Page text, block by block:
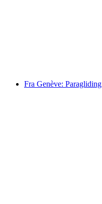
Fra Genève: